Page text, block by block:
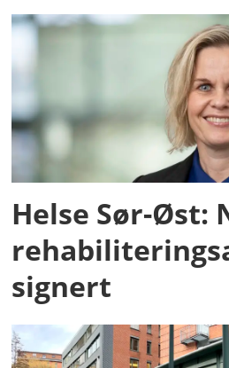
Helse Sør-Øst:
signert